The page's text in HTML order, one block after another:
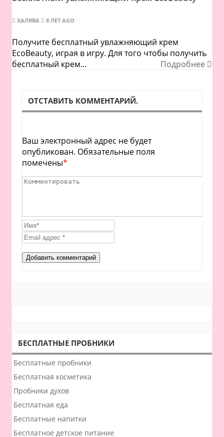
ХАЛЯВА 8 ЛЕТ AGO
Получите бесплатный увлажняющий крем
EcoBeauty, играя в игру. Для того чтобы получить
бесплатный крем...
Подробнее
ОТСТАВИТЬ КОММЕНТАРИЙ.
Ваш электронный адрес не будет
опубликован. Обязательные поля
помечены*
БЕСПЛАТНЫЕ ПРОБНИКИ
Бесплатные пробники
Бесплатная косметика
Пробники духов
Бесплатная еда
Бесплатные напитки
Бесплатное детское питание